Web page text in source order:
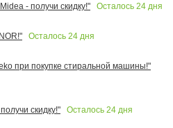
- получи скидку!"
Осталось 24 дня
Осталось 24 дня
при покупке стиральной машины!"
скидку!"
Осталось 24 дня